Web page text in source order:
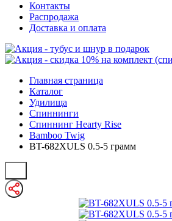
Контакты
Распродажа
Доставка и оплата
Главная страница
Каталог
Удилища
Спиннинги
Спиннинг Hearty Rise
Bamboo Twig
BT-682XULS 0.5-5 грамм